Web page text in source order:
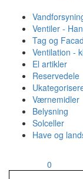
Ventiler -
Tag og
Ventilation -
El artikler
Reservedele
Værnemidler
Belysning
Solceller
Have og
0